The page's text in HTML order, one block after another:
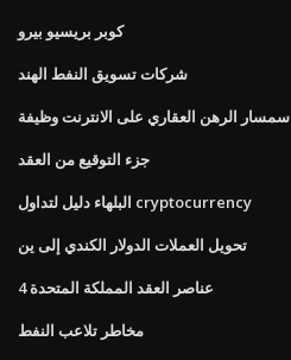
كوبر بريسيو بيرو
شركات تسويق النفط الهند
سمسار الرهن العقاري على الانترنت وظيفة
جزء التوقيع من العقد
البلهاء دليل لتداول cryptocurrency
تحويل العملات الدولار الكندي إلى ين
4 عناصر العقد المملكة المتحدة
مخاطر تلاعب النفط